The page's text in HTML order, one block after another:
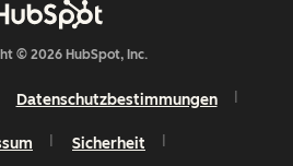
© 2026 HubSpot, Inc.
Datenschutzbestimmungen
Sicherheit